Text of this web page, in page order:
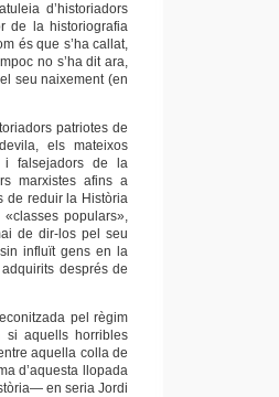
d’historiadors
de la historiografia
és que s’ha callat,
no s’ha dit ara,
seu naixement (en
patriotes de
els mateixos
i falsejadors de la
marxistes afins a
de reduir la Història
populars»,
de dir-los pel seu
influït gens en la
després de
pel règim
si aquells horribles
aquella colla de
d’aquesta llopada
en seria Jordi